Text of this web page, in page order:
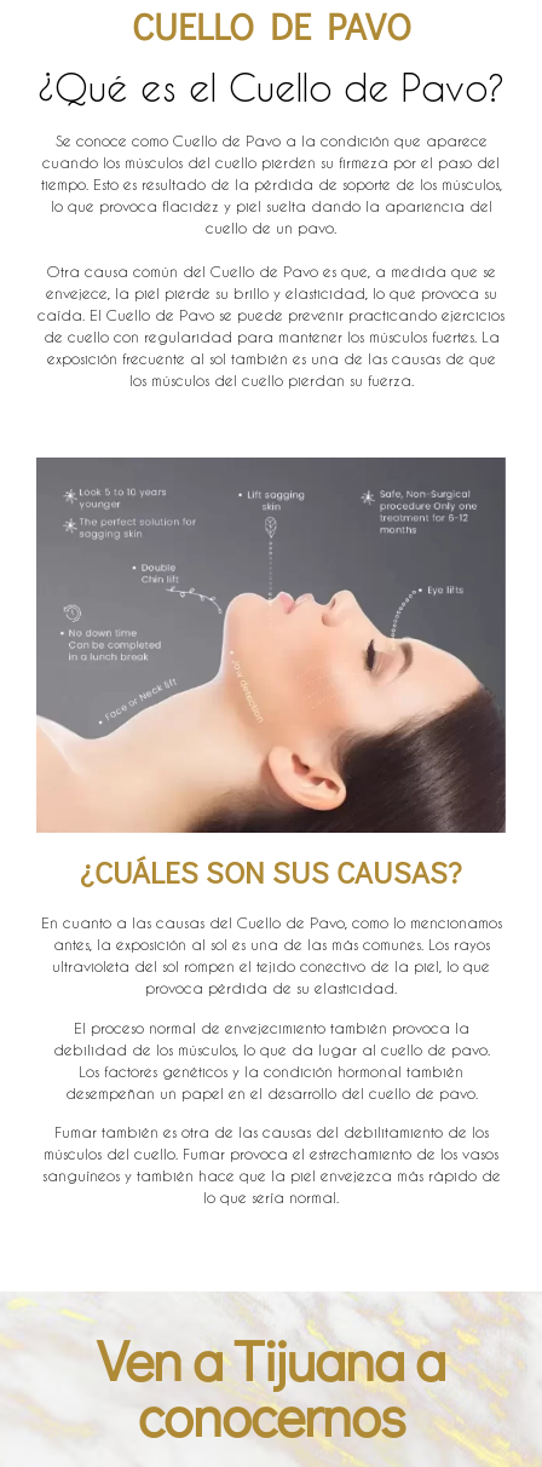
CUELLO DE PAVO
¿Qué es el Cuello de Pavo?
Se conoce como Cuello de Pavo a la condición que aparece
cuando los músculos del cuello pierden su firmeza por el paso del
tiempo. Esto es resultado de la pérdida de soporte de los músculos,
lo que provoca flacidez y piel suelta dando la apariencia del
cuello de un pavo.
Otra causa común del Cuello de Pavo es que, a medida que se
envejece, la piel pierde su brillo y elasticidad, lo que provoca su
caída. El Cuello de Pavo se puede prevenir practicando ejercicios
de cuello con regularidad para mantener los músculos fuertes. La
exposición frecuente al sol también es una de las causas de que
los músculos del cuello pierdan su fuerza.
¿CUÁLES SON SUS CAUSAS?
En cuanto a las causas del Cuello de Pavo, como lo mencionamos
antes, la exposición al sol es una de las más comunes. Los rayos
ultravioleta del sol rompen el tejido conectivo de la piel, lo que
provoca pérdida de su elasticidad.
El proceso normal de envejecimiento también provoca la
debilidad de los músculos, lo que da lugar al cuello de pavo.
Los factores genéticos y la condición hormonal también
desempeñan un papel en el desarrollo del cuello de pavo.
Fumar también es otra de las causas del debilitamiento de los
músculos del cuello. Fumar provoca el estrechamiento de los vasos
sanguíneos y también hace que la piel envejezca más rápido de
lo que sería normal.​
Ven a Tijuana a
conocernos